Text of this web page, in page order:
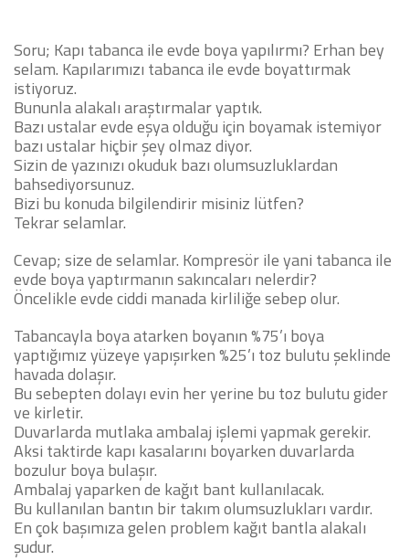
Soru; Kapı tabanca ile evde boya yapılırmı? Erhan bey
selam. Kapılarımızı tabanca ile evde boyattırmak
istiyoruz.
Bununla alakalı araştırmalar yaptık.
Bazı ustalar evde eşya olduğu için boyamak istemiyor
bazı ustalar hiçbir şey olmaz diyor.
Sizin de yazınızı okuduk bazı olumsuzluklardan
bahsediyorsunuz.
Bizi bu konuda bilgilendirir misiniz lütfen?
Tekrar selamlar.
Cevap; size de selamlar. Kompresör ile yani tabanca ile
evde boya yaptırmanın sakıncaları nelerdir?
Öncelikle evde ciddi manada kirliliğe sebep olur.
Tabancayla boya atarken boyanın %75’ı boya
yaptığımız yüzeye yapışırken %25’ı toz bulutu şeklinde
havada dolaşır.
Bu sebepten dolayı evin her yerine bu toz bulutu gider
ve kirletir.
Duvarlarda mutlaka ambalaj işlemi yapmak gerekir.
Aksi taktirde kapı kasalarını boyarken duvarlarda
bozulur boya bulaşır.
Ambalaj yaparken de kağıt bant kullanılacak.
Bu kullanılan bantın bir takım olumsuzlukları vardır.
En çok başımıza gelen problem kağıt bantla alakalı
şudur.